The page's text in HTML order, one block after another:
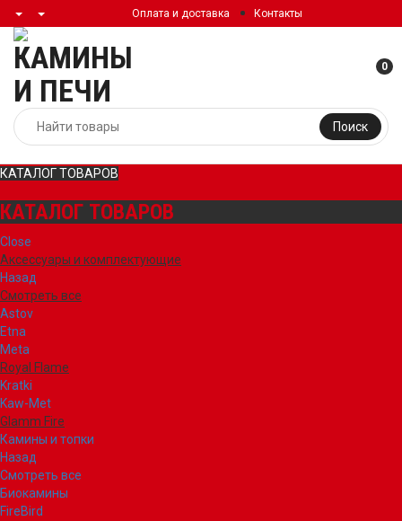
Оплата и доставка Контакты
Поиск
0
КАТАЛОГ ТОВАРОВ
КАТАЛОГ ТОВАРОВ
Close
Аксессуары и комплектующие
Назад
Смотреть все
Astov
Etna
Meta
Royal Flame
Kratki
Kaw-Met
Glamm Fire
Камины и топки
Назад
Смотреть все
Биокамины
FireBird